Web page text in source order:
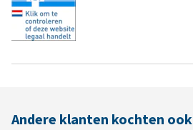
Andere klanten kochten ook